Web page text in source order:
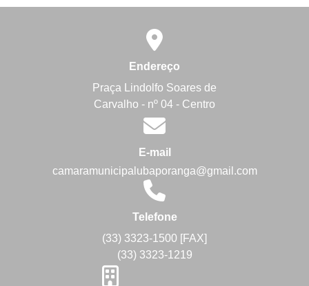
Endereço
Praça Lindolfo Soares de
Carvalho - nº 04 - Centro
E-mail
camaramunicipalubaporanga@gmail.com
Telefone
(33) 3323-1500 [FAX]
(33) 3323-1219